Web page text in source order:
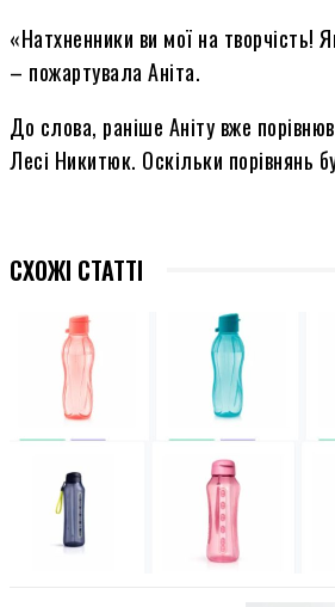
«Натхненники ви мої на
– пожартувала Аніта.
До слова, раніше Аніту вже
Лесі Никитюк. Оскільки порівнянь
СХОЖІ СТАТТІ